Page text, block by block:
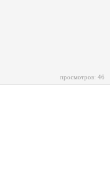
просмотров: 46